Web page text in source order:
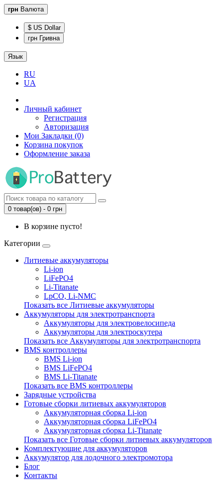
грн Валюта
$ US Dollar
грн Гривна
Язык
RU
UA
Личный кабинет
Регистрация
Авторизация
Мои Закладки (0)
Корзина покупок
Оформление заказа
0 товар(ов) - 0 грн
В корзине пусто!
Категории
Литиевые аккумуляторы
Li-ion
LiFePO4
Li-Titanate
LpCO, Li-NMC
Показать все Литиевые аккумуляторы
Аккумуляторы для электротранспорта
Аккумуляторы для электровелосипеда
Аккумуляторы для электроскутера
Показать все Аккумуляторы для электротранспорта
BMS контроллеры
BMS Li-ion
BMS LiFePO4
BMS Li-Titanate
Показать все BMS контроллеры
Зарядные устройства
Готовые сборки литиевых аккумуляторов
Аккумуляторная сборка Li-ion
Аккумуляторная сборка LiFePO4
Аккумуляторная сборка Li-Titanate
Показать все Готовые сборки литиевых аккумуляторов
Комплектующие для аккумуляторов
Аккумулятор для лодочного электромотора
Блог
Контакты